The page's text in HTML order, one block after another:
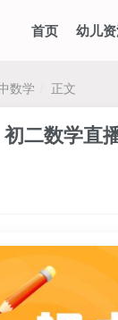
首页 幼儿
数学 正文
初二数学直